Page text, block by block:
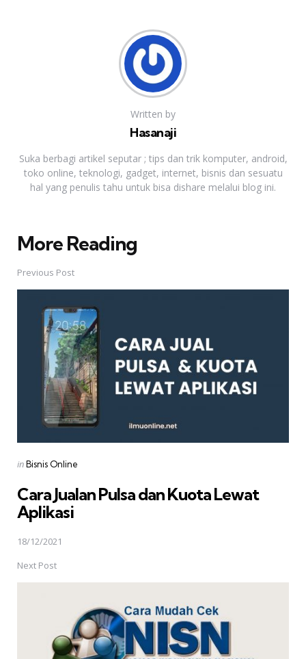
Written by
Hasanaji
Suka berbagi artikel seputar ; tips dan trik komputer, android,
toko online, teknologi, gadget, internet, bisnis dan sesuatu
hal yang penulis tahu untuk bisa dishare melalui blog ini.
More Reading
Post
navigation
Previous Post
Posted
inBisnis Online
Cara Jualan Pulsa dan Kuota Lewat
Aplikasi
18/12/2021
Next Post